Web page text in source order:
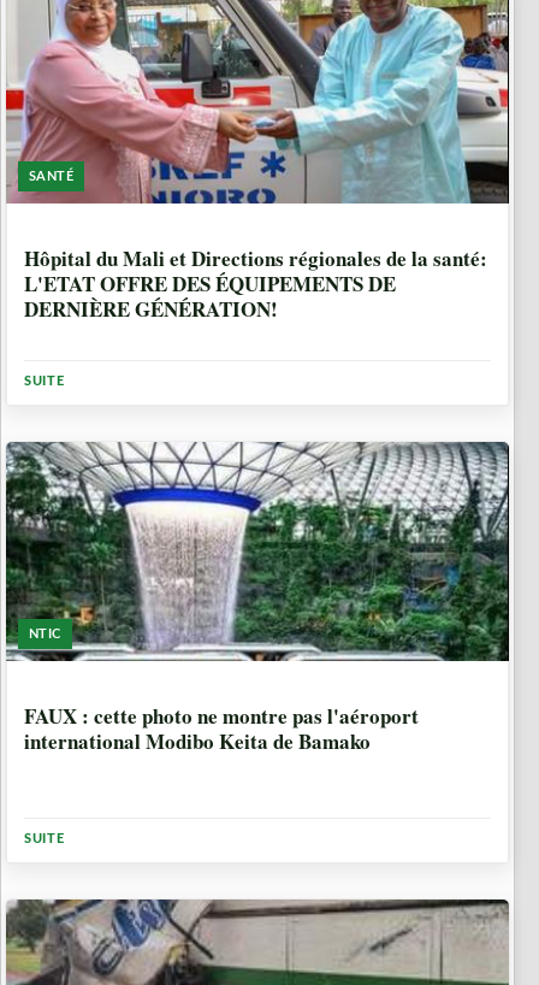
SANTÉ
Hôpital du Mali et Directions régionales de la santé:
L'ETAT OFFRE DES ÉQUIPEMENTS DE
DERNIÈRE GÉNÉRATION!
SUITE
NTIC
FAUX : cette photo ne montre pas l'aéroport
international Modibo Keita de Bamako
SUITE